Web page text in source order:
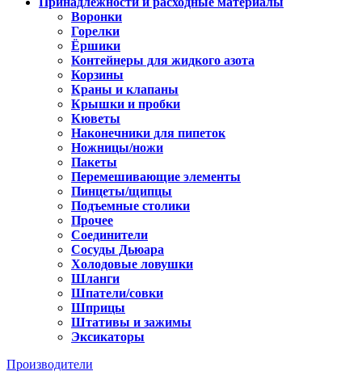
Воронки
Горелки
Ёршики
Контейнеры для жидкого азота
Корзины
Краны и клапаны
Крышки и пробки
Кюветы
Наконечники для пипеток
Ножницы/ножи
Пакеты
Перемешивающие элементы
Пинцеты/щипцы
Подъемные столики
Прочее
Соединители
Сосуды Дьюара
Холодовые ловушки
Шланги
Шпатели/совки
Шприцы
Штативы и зажимы
Эксикаторы
Производители